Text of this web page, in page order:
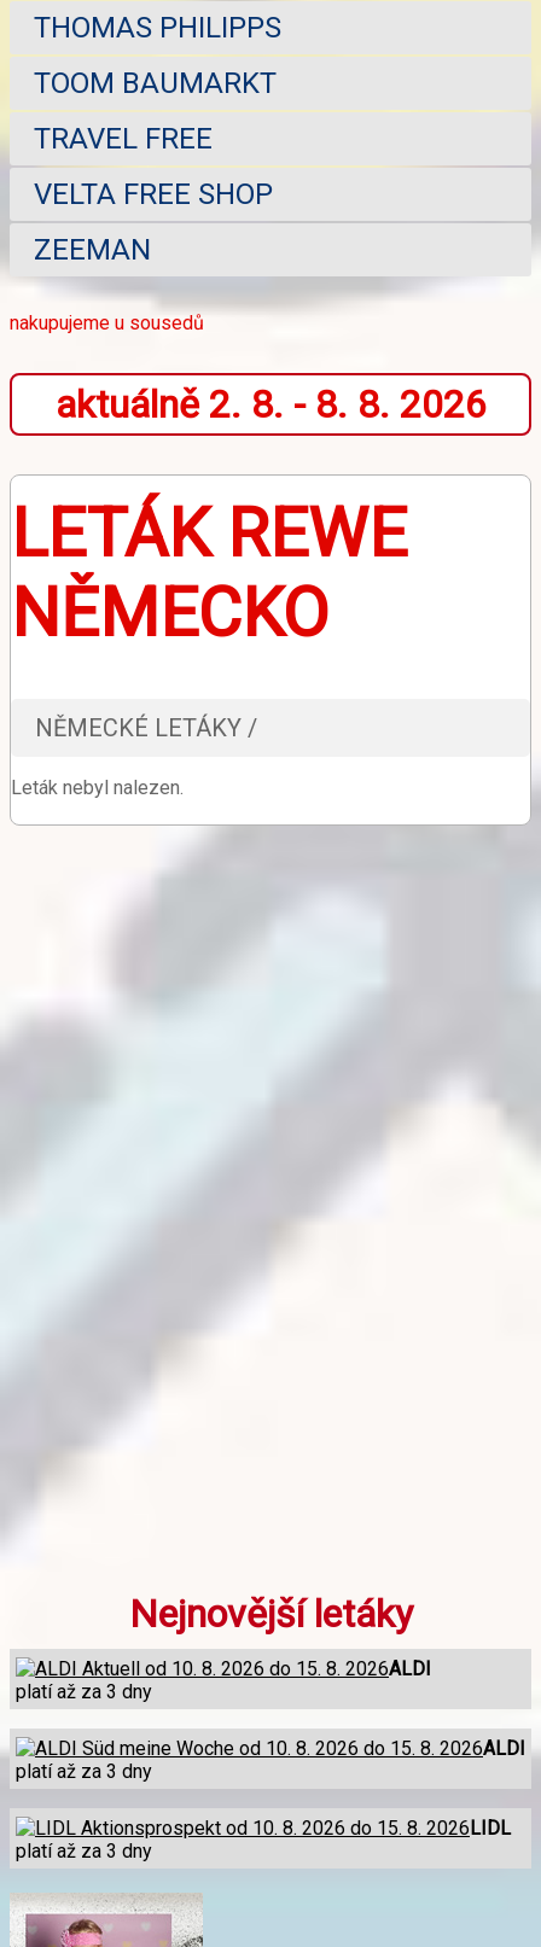
THOMAS PHILIPPS
TOOM BAUMARKT
TRAVEL FREE
VELTA FREE SHOP
ZEEMAN
nakupujeme u sousedů
aktuálně 2. 8. - 8. 8. 2026
LETÁK REWE
NĚMECKO
NĚMECKÉ LETÁKY /
Leták nebyl nalezen.
Nejnovější letáky
ALDI
platí až za 3 dny
ALDI
platí až za 3 dny
LIDL
platí až za 3 dny